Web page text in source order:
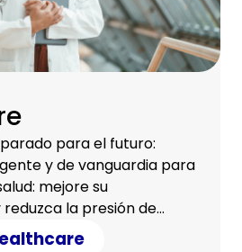
para el futuro:
y de vanguardia para
mejore su
la presión de